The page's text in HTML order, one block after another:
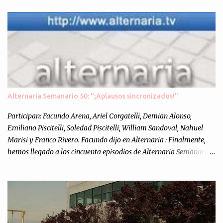
Alternaria Semanario 50: "¡Aplausos sincronizados!"
Participan: Facundo Arena, Ariel Corgatelli, Demian Alonso,
Emiliano Piscitelli, Soledad Piscitelli, William Sandoval, Nahuel
Marisi y Franco Rivero. Facundo dijo en Alternaria : Finalmente,
hemos llegado a los cincuenta episodios de Alternaria Semanario.
nuestra propia óptica: un punto de vista independiente e
informal.Para festejarlo, se nos ocurrió que estemos todos juntos; y
cuando digo "todos" me refiero a toda la gente que alguna vez